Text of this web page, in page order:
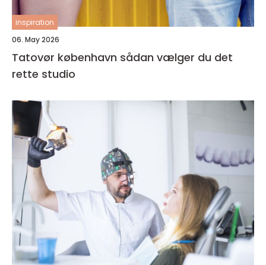
inspiration
06. May 2026
Tatovør københavn sådan vælger du det
rette studio